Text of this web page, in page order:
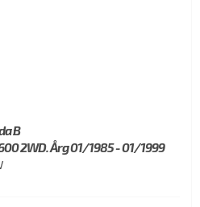
B
2WD. Årg 01/1985 - 01/1999